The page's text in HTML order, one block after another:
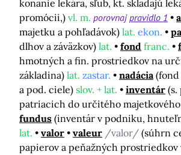
konanie lekára, sľub, kt. skladajú
promócii,) vl. m. porovnajpravidlo 1
majetku a pohľadávok) lat. ekon.
dlhov a záväzkov) lat. fond franc.
hmotných a fin. prostriedkov na
základina) lat. zastar. nadácia
a pod. ciele) slov. + lat. inventár
patriacich do určitého
fundus (inventár v podniku,
lat.
valor valeur /valor/ (súhrn
papierov a peňažných prostriedkov